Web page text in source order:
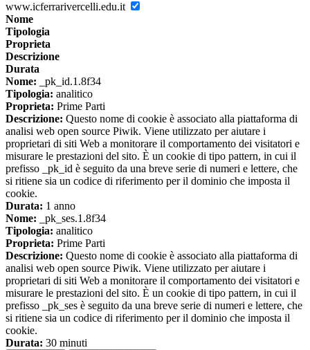
www.icferrarivercelli.edu.it
Nome
Tipologia
Proprieta
Descrizione
Durata
Nome: _pk_id.1.8f34
Tipologia: analitico
Proprieta: Prime Parti
Descrizione: Questo nome di cookie è associato alla piattaforma di
analisi web open source Piwik. Viene utilizzato per aiutare i
proprietari di siti Web a monitorare il comportamento dei visitatori e
misurare le prestazioni del sito. È un cookie di tipo pattern, in cui il
prefisso _pk_id è seguito da una breve serie di numeri e lettere, che
si ritiene sia un codice di riferimento per il dominio che imposta il
cookie.
Durata: 1 anno
Nome: _pk_ses.1.8f34
Tipologia: analitico
Proprieta: Prime Parti
Descrizione: Questo nome di cookie è associato alla piattaforma di
analisi web open source Piwik. Viene utilizzato per aiutare i
proprietari di siti Web a monitorare il comportamento dei visitatori e
misurare le prestazioni del sito. È un cookie di tipo pattern, in cui il
prefisso _pk_ses è seguito da una breve serie di numeri e lettere, che
si ritiene sia un codice di riferimento per il dominio che imposta il
cookie.
Durata: 30 minuti